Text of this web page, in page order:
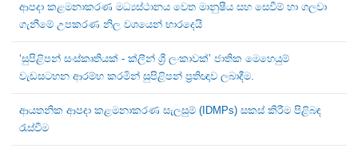
ආපදා කළමනාකරණ මධ්‍යස්ථානය වෙත මානුෂීය සහ සෙවීම් හා ගලවා
ගැනීමේ උපකරණ නිල වශයෙන් භාරදෙයි
‘සුපිළිපන් සංස්කෘතියක් - ක්ලීන් ශ්‍රී ලංකාවක්’ ජාතික මෙහෙයුම්
වැඩසටහන ආරම්භ කරමින් සුපිළිපන් ප්‍රතිඥාව ලබාදීම.
ආයතනික ආපදා කළමනාකරණ සැලසුම් (IDMPs) සකස් කිරීම පිළිබඳ
රැස්වීම